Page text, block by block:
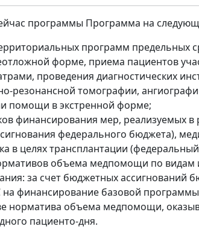
программы Программа на
программ предельных
форме, приема пациентов
проведения диагностических
резонансной томографии,
помощи в экстренной форме;
финансирования мер, реализуемых
федерального бюджета),
в целях трансплантации
объема медпомощи по видам
за счет бюджетных ассигнований
финансирование базовой
норматива объема медпомощи,
пациенто-дня.